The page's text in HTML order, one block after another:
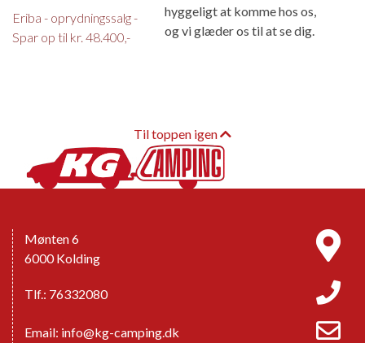
Eriba - oprydningssalg -
Spar op til kr. 48.400,-
hyggeligt at komme hos os,
og vi glæder os til at se dig.
Til toppen igen
Mønten 6
6000 Kolding
Tlf.: 76332080
Email: info@kg-camping.dk